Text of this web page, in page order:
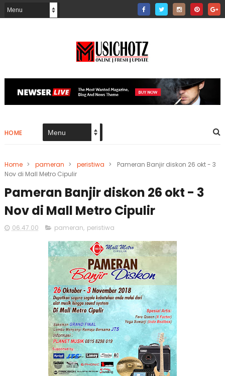
HOME
Home > pameran > peristiwa >
Pameran Banjir diskon 26 okt - 3
Nov di Mall Metro Cipulir
Pameran Banjir diskon 26 okt - 3
Nov di Mall Metro Cipulir
06.47.00 pameran, peristiwa